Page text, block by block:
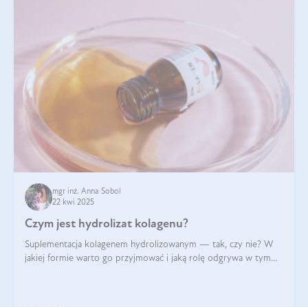
mgr inż. Anna Sobol
22 kwi 2025
Czym jest hydrolizat kolagenu?
Suplementacja kolagenem hydrolizowanym — tak, czy nie? W
jakiej formie warto go przyjmować i jaką rolę odgrywa w tym